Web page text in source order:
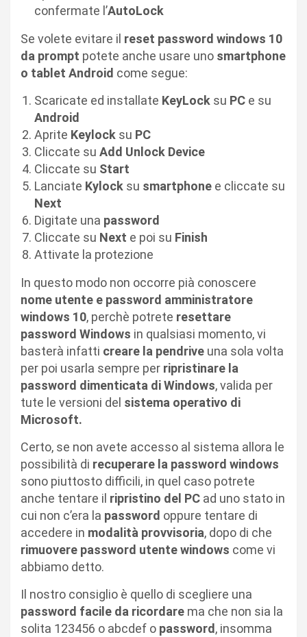
confermate l’AutoLock
Se volete evitare il reset password windows 10
da prompt potete anche usare uno smartphone
o tablet Android come segue:
Scaricate ed installate KeyLock su PC e su
Android
Aprite Keylock su PC
Cliccate su Add Unlock Device
Cliccate su Start
Lanciate Kylock su smartphone e cliccate su
Next
Digitate una password
Cliccate su Next e poi su Finish
Attivate la protezione
In questo modo non occorre pià conoscere
nome utente e password amministratore
windows 10, perchè potrete resettare
password Windows in qualsiasi momento, vi
basterà infatti creare la pendrive una sola volta
per poi usarla sempre per ripristinare la
password dimenticata di Windows, valida per
tute le versioni del sistema operativo di
Microsoft.
Certo, se non avete accesso al sistema allora le
possibilità di recuperare la password windows
sono piuttosto difficili, in quel caso potrete
anche tentare il ripristino del PC ad uno stato in
cui non c’era la password oppure tentare di
accedere in modalità provvisoria, dopo di che
rimuovere password utente windows come vi
abbiamo detto.
Il nostro consiglio è quello di scegliere una
password facile da ricordare ma che non sia la
solita 123456 o abcdef o password , insomma